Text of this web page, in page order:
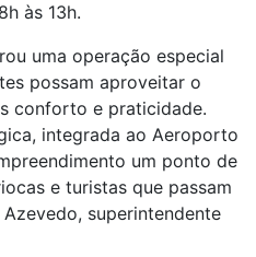
às 13h.
uma operação especial
possam aproveitar o
conforto e praticidade.
integrada ao Aeroporto
um ponto de
e turistas que passam
superintendente